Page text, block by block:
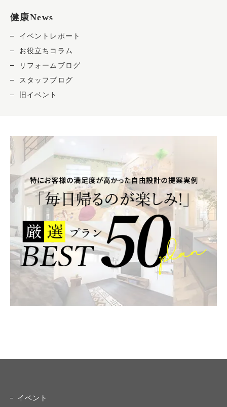
健康News
イベントレポート
お役立ちコラム
リフォームブログ
スタッフブログ
旧イベント
イベント